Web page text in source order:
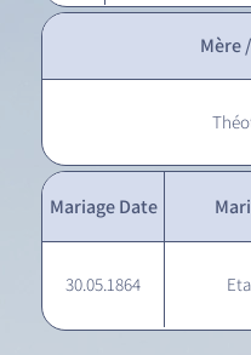
Mère
Mariage Date
30.05.1864